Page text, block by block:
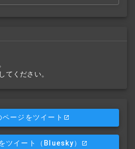
てください。
ページをツイート
ツイート （Bluesky）